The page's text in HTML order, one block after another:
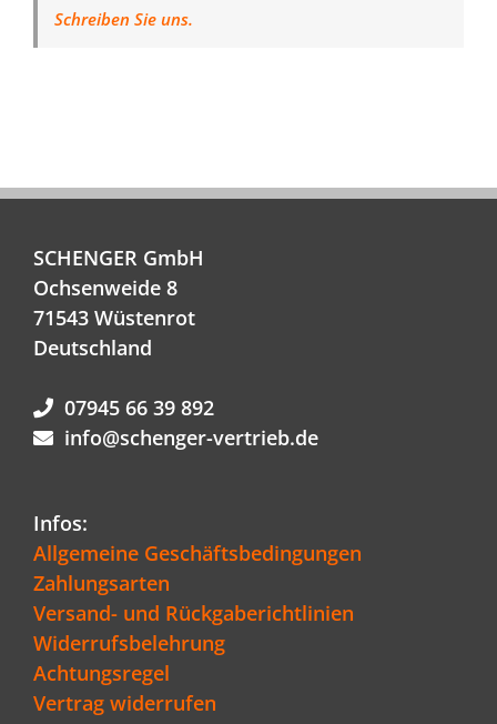
Schreiben Sie uns.
SCHENGER GmbH
Ochsenweide 8
71543 Wüstenrot
Deutschland
07945 66 39 892
info@schenger-vertrieb.de
Infos:
Allgemeine Geschäftsbedingungen
Zahlungsarten
Versand- und Rückgaberichtlinien
Widerrufsbelehrung
Achtungsregel
Vertrag widerrufen